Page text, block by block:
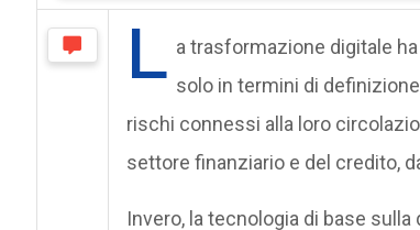
L a trasformazione digitale
solo in termini di
rischi connessi alla loro
settore finanziario e del credito,
Invero, la tecnologia di base